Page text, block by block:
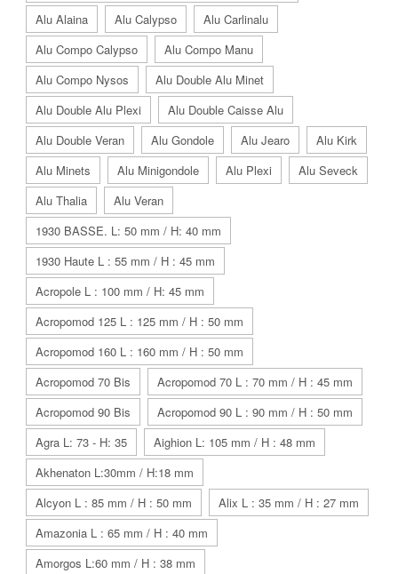
Alu Alaina
Alu Calypso
Alu Carlinalu
Alu Compo Calypso
Alu Compo Manu
Alu Compo Nysos
Alu Double Alu Minet
Alu Double Alu Plexi
Alu Double Caisse Alu
Alu Double Veran
Alu Gondole Alu Jearo
Alu Kirk
Alu Minets
Alu Minigondole Alu Plexi
Alu Seveck
Alu Thalia
Alu Veran
1930 BASSE. L: 50 mm / H: 40 mm
1930 Haute L : 55 mm / H : 45 mm
Acropole L : 100 mm / H: 45 mm
Acropomod 125 L : 125 mm / H : 50 mm
Acropomod 160 L : 160 mm / H : 50 mm
Acropomod 70 Bis
Acropomod 70 L : 70 mm / H : 45 mm
Acropomod 90 Bis
Acropomod 90 L : 90 mm / H : 50 mm
Agra L: 73 - H: 35
Aighion L: 105 mm / H : 48 mm
Akhenaton L:30mm / H:18 mm
Alcyon L : 85 mm / H : 50 mm
Alix L : 35 mm / H : 27 mm
Amazonia L : 65 mm / H : 40 mm
Amorgos L:60 mm / H : 38 mm